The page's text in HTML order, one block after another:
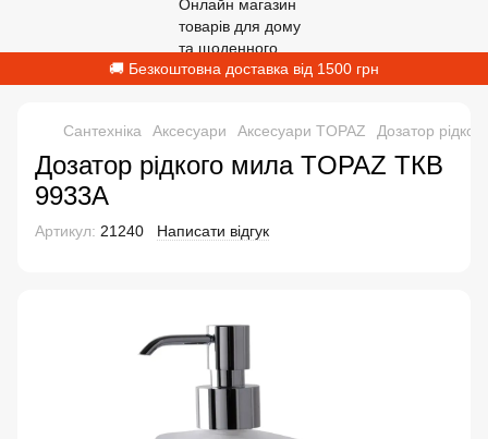
🚚 Безкоштовна доставка від 1500 грн
Сантехніка Аксесуари Аксесуари TOPAZ Дозатор
Дозатор рідкого мила TOPAZ TКВ
9933A
Артикул: 21240 Написати відгук